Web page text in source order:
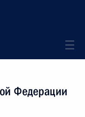
Федерации